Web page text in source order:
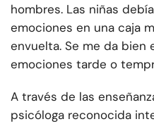
hombres. Las niñas
emociones en una caja
envuelta. Se me da bien
emociones tarde o
A través de las
psicóloga reconocida